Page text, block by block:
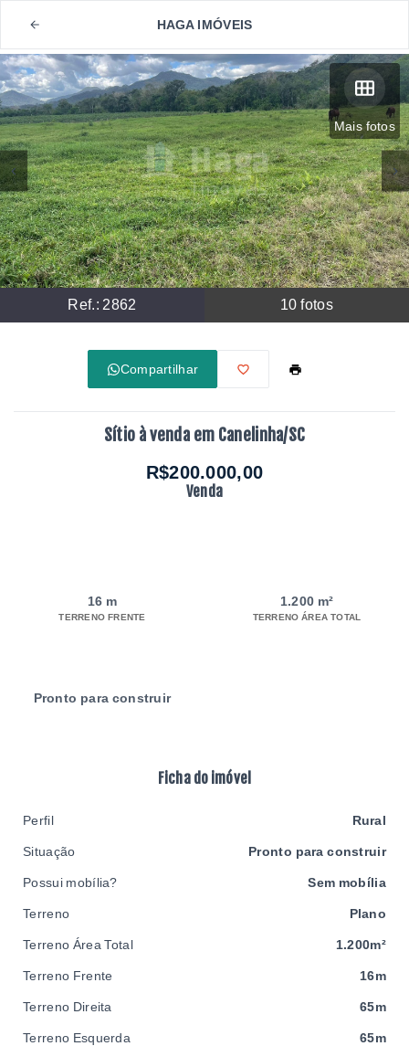
HAGA IMÓVEIS
Mais fotos
Ref.: 2862 10 fotos
Compartilhar
Sítio à venda em Canelinha/SC
R$200.000,00
Venda
16 m
TERRENO FRENTE
1.200 m²
TERRENO ÁREA TOTAL
Pronto para construir
Ficha do imóvel
Perfil Rural
Situação Pronto para construir
Possui mobília? Sem mobília
Terreno Plano
Terreno Área Total 1.200m²
Terreno Frente 16m
Terreno Direita 65m
Terreno Esquerda 65m